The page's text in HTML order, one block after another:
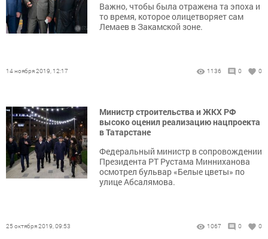
Важно, чтобы была отражена та эпоха и
то время, которое олицетворяет сам
Лемаев в Закамской зоне.
14 ноября 2019, 12:17 1136 0 0
Министр строительства и ЖКХ РФ
высоко оценил реализацию нацпроекта
в Татарстане
Федеральный министр в сопровождении
Президента РТ Рустама Минниханова
осмотрел бульвар «Белые цветы» по
улице Абсалямова.
25 октября 2019, 09:53 1067 0 0